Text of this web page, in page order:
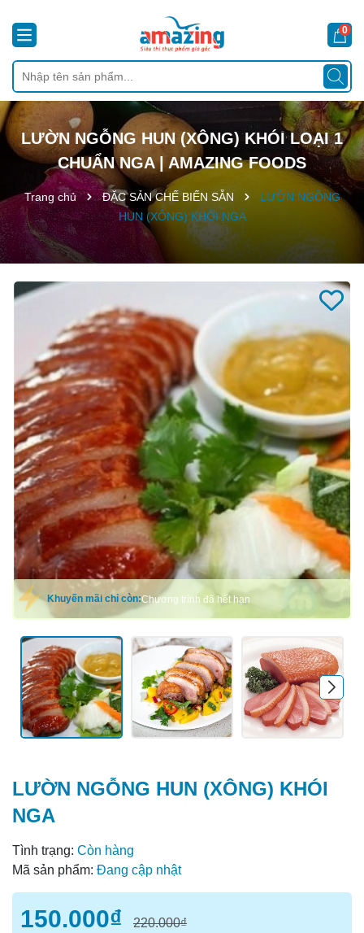
0
LƯỜN NGỖNG HUN (XÔNG) KHÓI LOẠI 1
CHUẨN NGA | AMAZING FOODS
Trang chủ ĐẶC SẢN CHẾ BIẾN SẴN
LƯỜN NGỖNG
HUN (XÔNG) KHÓI NGA
Khuyến mãi chỉ còn:Chương trình đã hết hạn
LƯỜN NGỖNG HUN (XÔNG) KHÓI
NGA
Tình trạng: Còn hàng
Mã sản phẩm: Đang cập nhật
150.000₫ 220.000₫
Mã giảm giá:
Ngày hết hạn:
Điều kiện: